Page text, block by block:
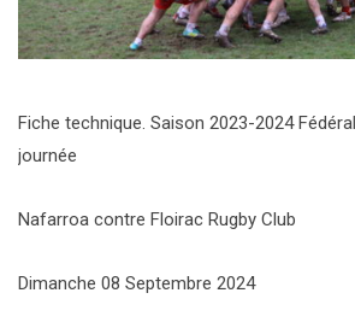
Fiche technique. Saison 2023-2024
journée
Nafarroa contre Floirac Rugby Club
Dimanche 08 Septembre 2024